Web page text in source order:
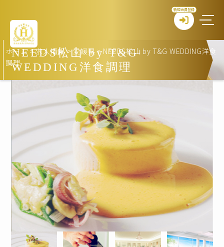
新規会員登録
NEEDS松山 by T&G
WEDDING洋食調理
ホーム >求人情報>愛媛県>NEEDS松山 by T&G WEDDING洋食
調理